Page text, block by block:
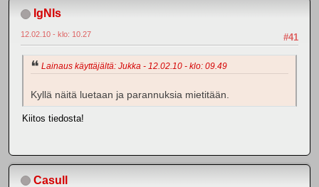
IgNIs
#41
12.02.10 - klo: 10.27
Lainaus käyttäjältä: Jukka - 12.02.10 - klo: 09.49
Kyllä näitä luetaan ja parannuksia mietitään.
Kiitos tiedosta!
Casull